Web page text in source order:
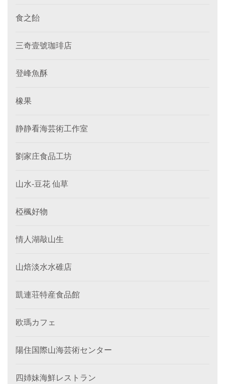
食之飴
三奇壹號珈琲店
登峰魚酥
橡果
静静看海芸術工作室
劉家庄食品工坊
山水-豆花 仙草
椏楓好物
情人湖敲山生
山焙淡水水碓店
凱連荘特産食品館
欧瑪カフェ
陽住国際山海芸術センター
四姉妹海鮮レストラン